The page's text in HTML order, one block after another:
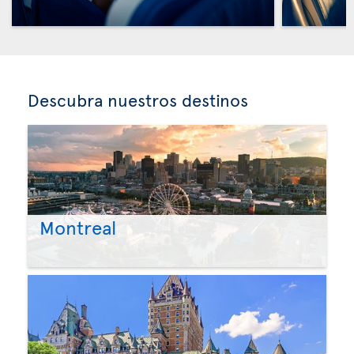
Descubra nuestros destinos
Montreal